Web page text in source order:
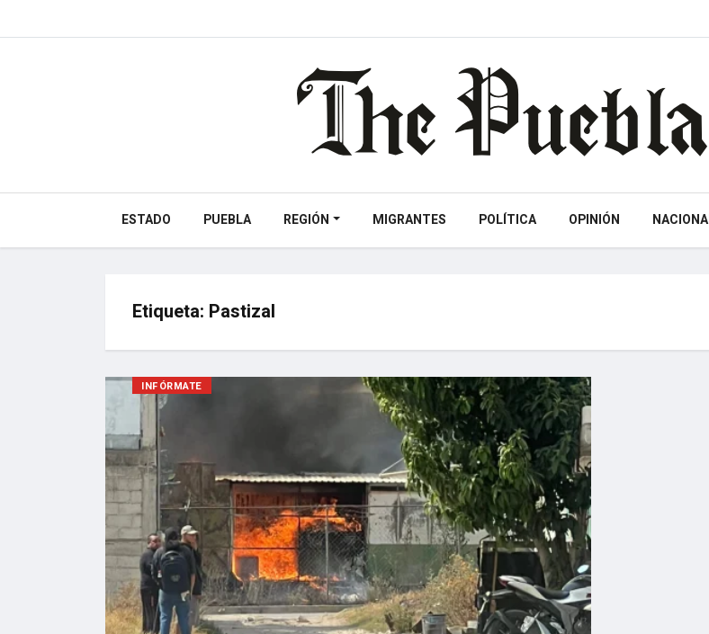
ESTADO PUEBLA REGIÓN MIGRANTES POLÍTICA OPINIÓN
Etiqueta: Pastizal
INFÓRMATE